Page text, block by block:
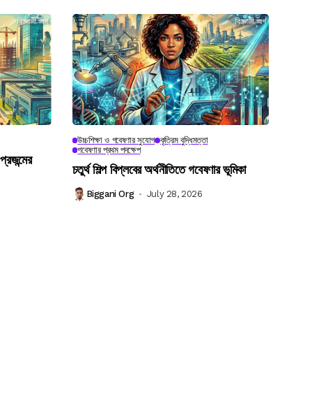
উচ্চশিক্ষা ও গবেষণার সুযোগ কৃত্রিম বুদ্ধিমত্তা
গবেষণার প্রথম পদক্ষেপ
চতুর্থ শিল্প বিপ্লবের অর্থনীতিতে গবেষণার ভূমিকা
Biggani Org July 28, 2026